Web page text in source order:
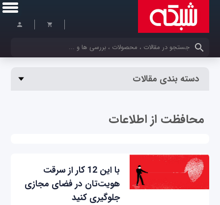
کلمات کلیدی خود را وارد کنید
دسته بندی مقالات
محافظت از اطلاعات
با این 12 کار از سرقت
هویت‌تان در فضای مجازی
جلوگیری کنید